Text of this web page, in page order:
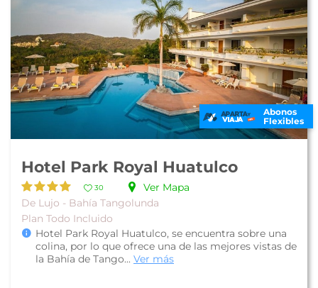
Abonos
Flexibles
Hotel Park Royal Huatulco
30
Ver Mapa
De Lujo - Bahía Tangolunda
Plan Todo Incluido
Hotel Park Royal Huatulco, se encuentra sobre una
colina, por lo que ofrece una de las mejores vistas de
la Bahía de Tango... Ver más